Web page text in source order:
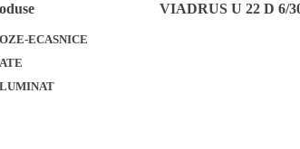
VIADRUS U 22 D 6/
ECASNICE